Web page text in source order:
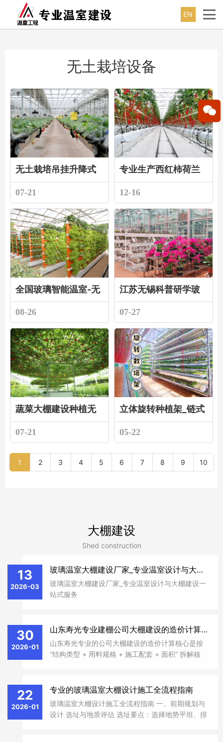
EN
无土栽培设备
无土栽培吊挂升降式
草莓种植系统—草莓
天瀑
07-21
专业生产西红柿荷兰
模式无土栽培槽厂家
12-16
全国玻璃智能温室-无
上栽培技术托管服务
08-26
江苏无锡科普研学玻
璃温室大棚建设完工
图
07-27
蔬菜大棚建设种植无
土栽培蔬菜效益分析
07-21
立体旋转种植架_链式
循环无土栽培系统_温
室专用现代农业设备
厂家
05-22
1 2 3 4 5 6 7 8 9 10
大棚建设
Shed construction
13
2026-03
玻璃温室大棚建设厂家_专业温室设计与大棚建设一站式服务
玻璃温室大棚建设厂家_专业温室设计与大棚建设一
站式服务
30
2026-01
山东寿光专业建棚公司大棚建设的造价计算核心
山东寿光专业的公司大棚建设的造价计算核心是按
“结构类型 + 用料规格 + 施工配套 + 面积” 拆解核
难度、地区人工等影响，计算时需先定大棚类型，
再按 “基础主材 + 辅材 + 人工 + 配套设备 + 其他费
用” 逐项累加，最后换算成每平方米单价和总造价，
以下是通用、可落地的造价计算方法，含不同棚型
22
2026-01
专业的玻璃温室大棚设计施工全流程指南
玻璃温室大棚设计施工全流程指南 一、前期规划与
设计 ‌选址与地质评估‌ ‌选址要点‌：选择地势平坦、排